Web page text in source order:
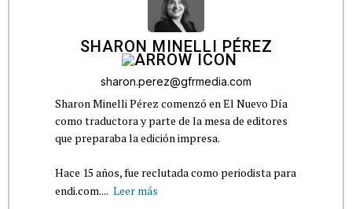
SHARON MINELLI PÉREZ
sharon.perez@gfrmedia.com
Sharon Minelli Pérez comenzó en El Nuevo Día
como traductora y parte de la mesa de editores
que preparaba la edición impresa.
Hace 15 años, fue reclutada como periodista para
endi.com.... Leer más